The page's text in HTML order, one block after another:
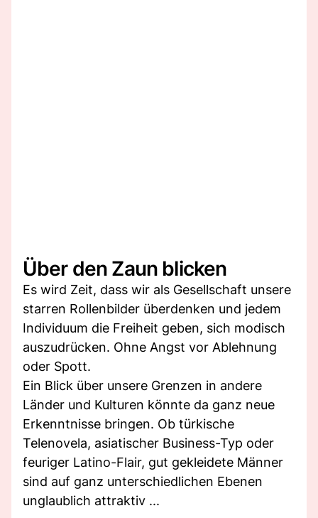
Über den Zaun blicken
Es wird Zeit, dass wir als Gesellschaft unsere
starren Rollenbilder überdenken und jedem
Individuum die Freiheit geben, sich modisch
auszudrücken. Ohne Angst vor Ablehnung
oder Spott.
Ein Blick über unsere Grenzen in andere
Länder und Kulturen könnte da ganz neue
Erkenntnisse bringen. Ob türkische
Telenovela, asiatischer Business-Typ oder
feuriger Latino-Flair, gut gekleidete Männer
sind auf ganz unterschiedlichen Ebenen
unglaublich attraktiv ...